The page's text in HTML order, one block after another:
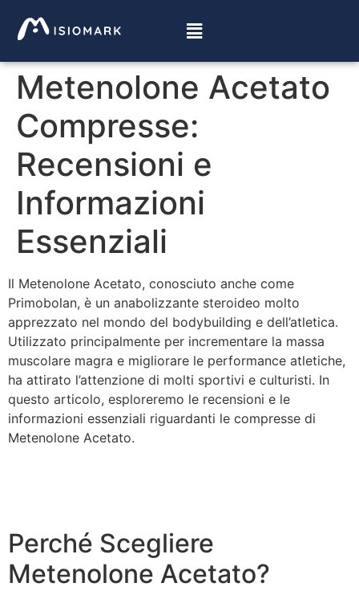
Metenolone Acetato
Compresse:
Recensioni e
Informazioni
Essenziali
Il Metenolone Acetato, conosciuto anche come
Primobolan, è un anabolizzante steroideo molto
apprezzato nel mondo del bodybuilding e dell’atletica.
Utilizzato principalmente per incrementare la massa
muscolare magra e migliorare le performance atletiche,
ha attirato l’attenzione di molti sportivi e culturisti. In
questo articolo, esploreremo le recensioni e le
informazioni essenziali riguardanti le compresse di
Metenolone Acetato.
Perché Scegliere
Metenolone Acetato?